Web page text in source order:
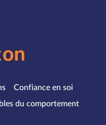
Confiance en soi
du comportement